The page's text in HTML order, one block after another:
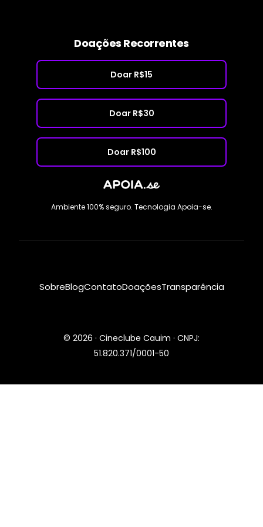
Doações Recorrentes
Doar R$15
Doar R$30
Doar R$100
Ambiente 100% seguro. Tecnologia Apoia-se.
© 2026 · Cineclube Cauim · CNPJ:
51.820.371/0001-50
SobreBlogContatoDoaçõesTransparência